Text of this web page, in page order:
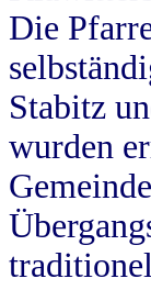
Die
Stabitz
wurden